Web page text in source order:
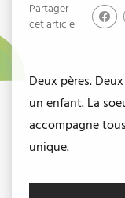
Partager
cet article
Deux pères.
un enfant. La
accompagne
unique.